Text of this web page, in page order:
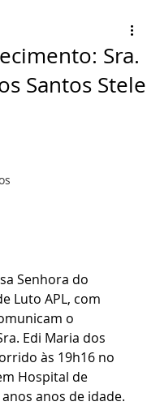
Sra.
Santos Stele
Senhora do
Luto APL, com
o
Edi Maria dos
às 19h16 no
Hospital de
anos de idade.